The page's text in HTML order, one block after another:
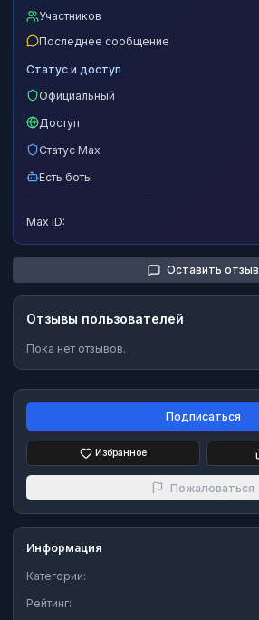
Участников
Последнее сообщение
Статус и доступ
Официальный
Доступ
Статус Max
Есть боты
Max ID:
Оставить отзыв
Отзывы пользователей
Пока нет отзывов.
Подписаться
Избранное
Пожаловаться
Информация
Категории:
Рейтинг: